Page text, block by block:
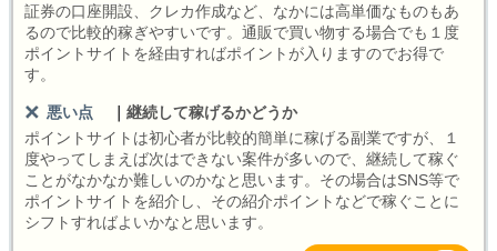
証券の口座開設、クレカ作成など、なかには高単価なものもあ
るので比較的稼ぎやすいです。通販で買い物する場合でも１度
ポイントサイトを経由すればポイントが入りますのでお得で
す。
悪い点
継続して稼げるかどうか
ポイントサイトは初心者が比較的簡単に稼げる副業ですが、１
度やってしまえば次はできない案件が多いので、継続して稼ぐ
ことがなかなか難しいのかなと思います。その場合はSNS等で
ポイントサイトを紹介し、その紹介ポイントなどで稼ぐことに
シフトすればよいかなと思います。